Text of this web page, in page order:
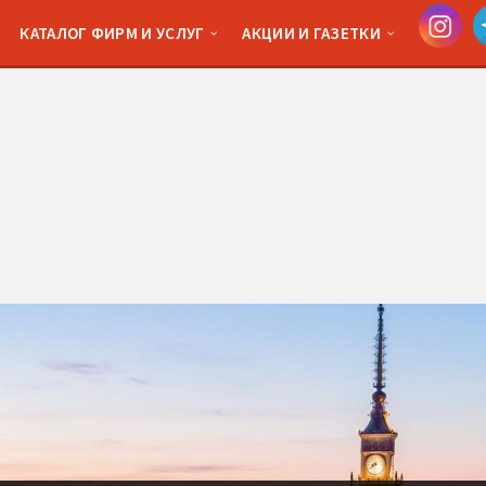
КАТАЛОГ ФИРМ И УСЛУГ АКЦИИ И ГАЗЕТКИ